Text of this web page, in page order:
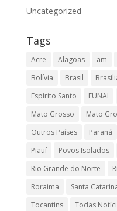
Uncategorized
Tags
Acre Alagoas am
Bolívia
Brasil
Espírito Santo
FUNAI
Mato Grosso
Mato
Outros Países
Paraná
Piauí
Povos Isolados
Rio Grande do Norte
Roraima
Santa
Tocantins
Todas